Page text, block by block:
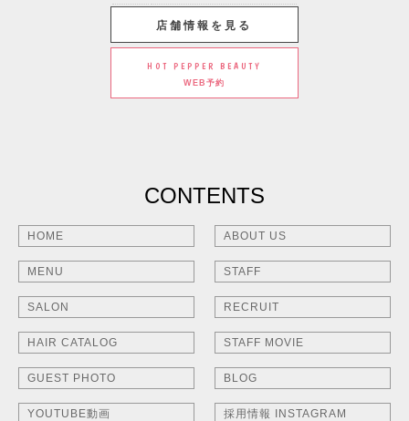
店舗情報を見る
HOT PEPPER BEAUTY
WEB予約
CONTENTS
HOME ABOUT US
MENU STAFF
SALON RECRUIT
HAIR CATALOG STAFF MOVIE
GUEST PHOTO BLOG
YOUTUBE動画 採用情報 INSTAGRAM